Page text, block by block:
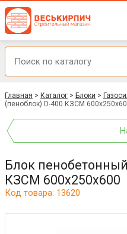
Главная > Каталог > Блоки >
(пеноблок) D-400 КЗСМ
Блок
КЗСМ 600x250x600
Код товара: 13620